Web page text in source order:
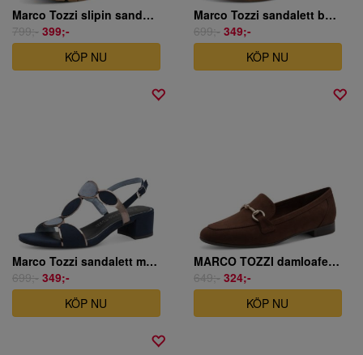
Marco Tozzi slipin sandal i beige/brun
799;- 399;-
KÖP NU
Marco Tozzi sandalett beige
699;- 349;-
KÖP NU
Marco Tozzi sandalett marinblå
699;- 349;-
KÖP NU
MARCO TOZZI damloafer mörkbrun
649;- 324;-
KÖP NU